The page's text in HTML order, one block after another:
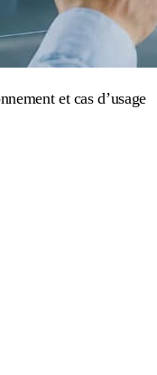
et cas d’usage